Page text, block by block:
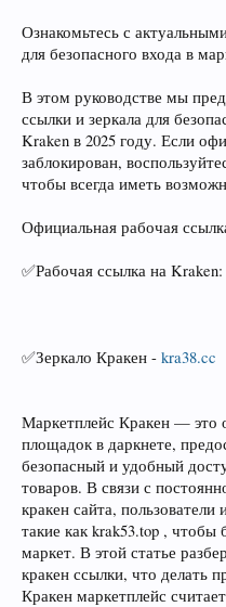
Ознакомьтесь с
для безопасного входа в
В этом руководстве мы
ссылки и зеркала для
Kraken в 2025 году. Если
заблокирован,
чтобы всегда иметь
Официальная рабочая
✅Рабочая ссылка на Kraken:
✅Зеркало Кракен - kra38.cc
Маркетплейс Кракен — это
площадок в даркнете,
безопасный и удобный
товаров. В связи с
кракен сайта,
такие как krak53.top , чтобы
маркет. В этой статье
кракен ссылки, что делать
Кракен маркетплейс